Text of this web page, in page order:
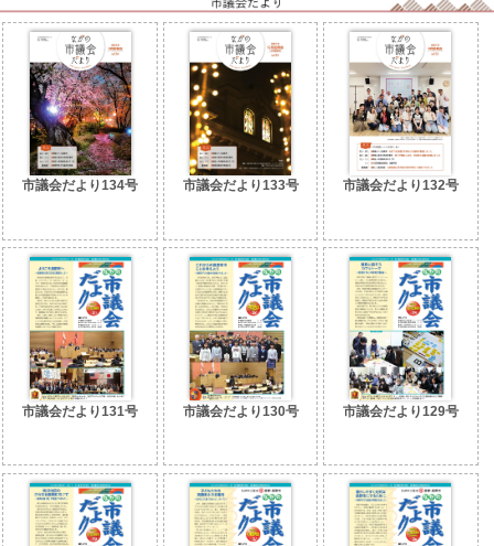
市議会だより134号 市議会だより133号 市議会だより132号
市議会だより131号 市議会だより130号 市議会だより129号